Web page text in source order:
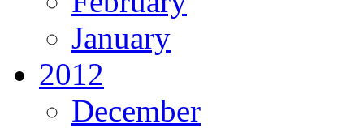
January
2012
December